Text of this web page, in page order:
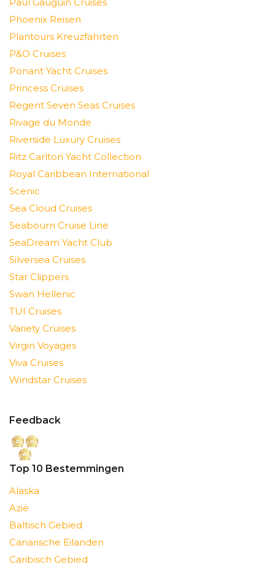
Phoenix Reisen
Plantours Kreuzfahrten
P&O Cruises
Ponant Yacht Cruises
Princess Cruises
Regent Seven Seas Cruises
Rivage du Monde
Riverside Luxury Cruises
Ritz Carlton Yacht Collection
Royal Caribbean International
Scenic
Sea Cloud Cruises
Seabourn Cruise Line
SeaDream Yacht Club
Silversea Cruises
Star Clippers
Swan Hellenic
TUI Cruises
Variety Cruises
Virgin Voyages
Viva Cruises
Windstar Cruises
Feedback
Top 10 Bestemmingen
Alaska
Azië
Baltisch Gebied
Canarische Eilanden
Caribisch Gebied